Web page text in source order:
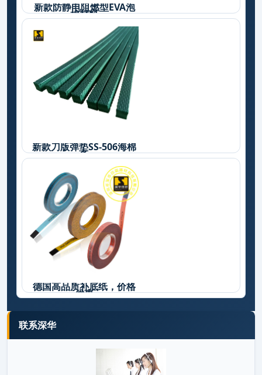
新款防静电阻燃型EVA泡
棉材料
新款刀版弹垫SS-506海棉
条
德国高品质补底纸，价格
优惠
联系深华